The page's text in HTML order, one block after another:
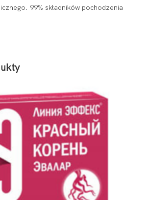
99% składników pochodzenia